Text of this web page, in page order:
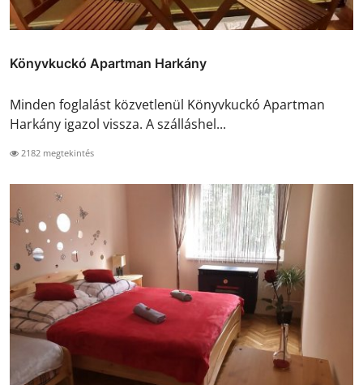
Könyvkuckó Apartman Harkány
Minden foglalást közvetlenül Könyvkuckó Apartman
Harkány igazol vissza. A szálláshel...
2182 megtekintés